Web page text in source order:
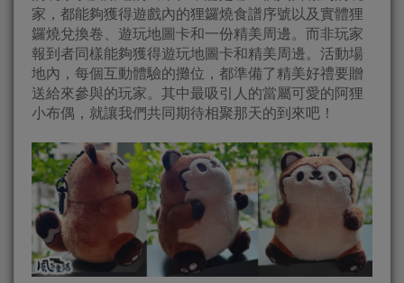
家，都能夠獲得遊戲內的狸鑼燒食譜序號以及實體狸
鑼燒兌換卷、遊玩地圖卡和一份精美周邊。而非玩家
報到者同樣能夠獲得遊玩地圖卡和精美周邊。活動場
地內，每個互動體驗的攤位，都準備了精美好禮要贈
送給來參與的玩家。其中最吸引人的當屬可愛的阿狸
小布偶，就讓我們共同期待相聚那天的到來吧！